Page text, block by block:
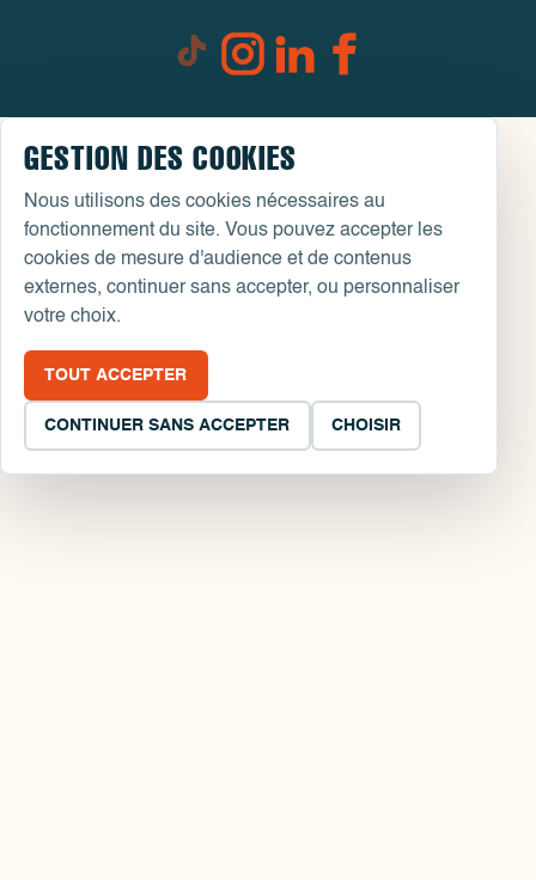
GESTION DES COOKIES
Nous utilisons des cookies nécessaires au
fonctionnement du site. Vous pouvez accepter les
cookies de mesure d'audience et de contenus
externes, continuer sans accepter, ou personnaliser
votre choix.
TOUT ACCEPTER
CONTINUER SANS ACCEPTER CHOISIR